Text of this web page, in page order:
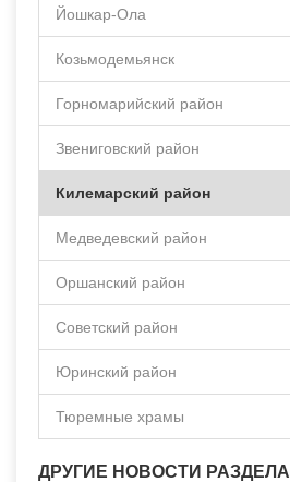
Йошкар-Ола
Козьмодемьянск
Горномарийский район
Звениговский район
Килемарский район
Медведевский район
Оршанский район
Советский район
Юринский район
Тюремные храмы
ДРУГИЕ НОВОСТИ РАЗДЕЛА